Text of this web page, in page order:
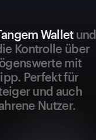
Walletund
Kontrolle über
mit
Perfekt für
und auch
Nutzer.